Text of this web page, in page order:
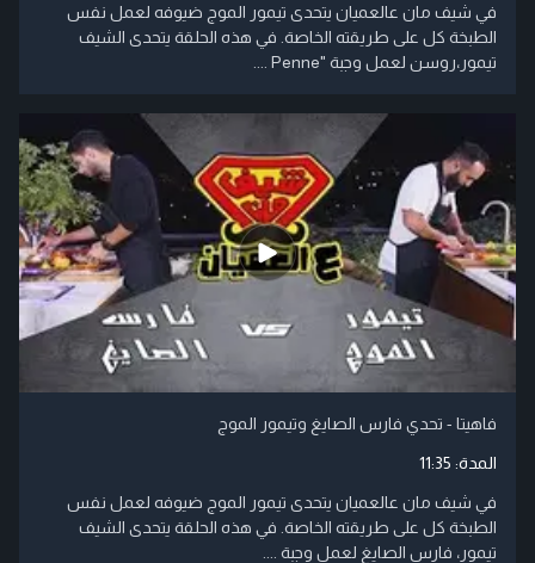
في شيف مان عالعميان يتحدى تيمور الموج ضيوفه لعمل نفس
الطبخة كل على طريقته الخاصة. في هذه الحلقة يتحدى الشيف
تيمور،روسن لعمل وجبة "Penne ....
فاهيتا - تحدي فارس الصايغ وتيمور الموج
المدة: 11:35
في شيف مان عالعميان يتحدى تيمور الموج ضيوفه لعمل نفس
الطبخة كل على طريقته الخاصة. في هذه الحلقة يتحدى الشيف
تيمور، فارس الصايغ لعمل وجبة ....